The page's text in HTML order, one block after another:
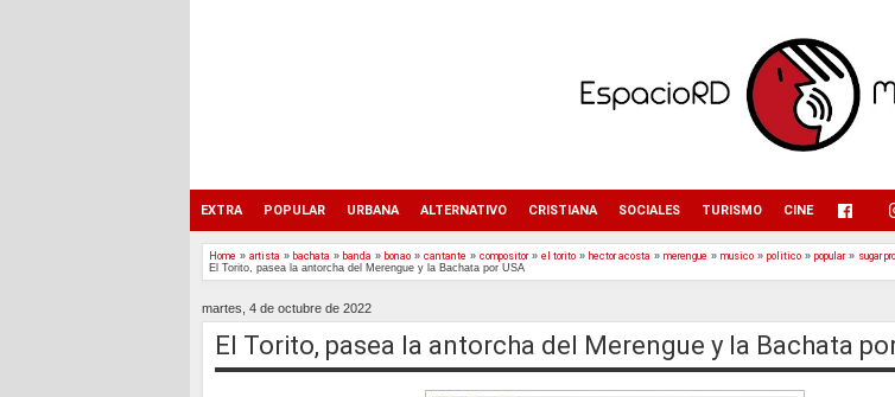
EXTRA POPULAR URBANA ALTERNATIVO CRISTIANA SOCIALES TURISMO CINE
Home » artista » bachata » banda » bonao » cantante » compositor» el torito » hector acosta » merengue » musico » politico » popular» sugar
El Torito, pasea la antorcha del Merengue y la Bachata por USA
martes, 4 de octubre de 2022
El Torito, pasea la antorcha del Merengue y la Bachata